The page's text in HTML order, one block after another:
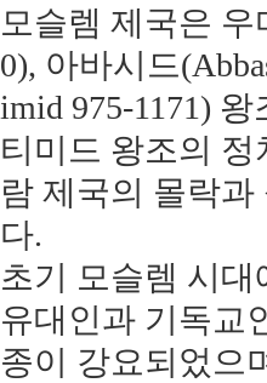
모슬렘 제국은 우
0), 아바시드
imid 975-1171)
티미드 왕조의
람 제국의 몰락
다.
초기 모슬렘 시
유대인과 기독교
종이 강요되었으